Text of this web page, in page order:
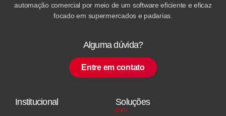
automação comercial por meio de um software eficiente e eficaz
focado em supermercados e padarias.
Alguma dúvida?
Entre em contato
Institucional Soluções
para